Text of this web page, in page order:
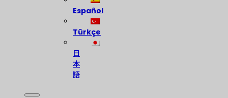
Español
Türkçe
日
本
語